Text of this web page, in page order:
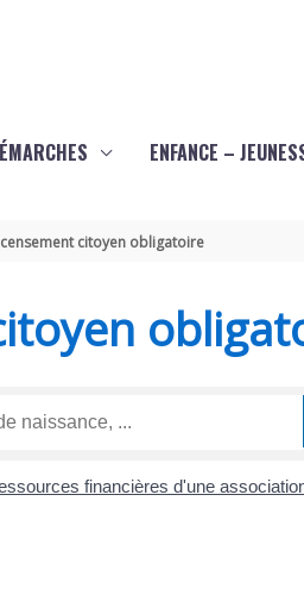
ENFANCE –
citoyen obligatoire
financières d'une